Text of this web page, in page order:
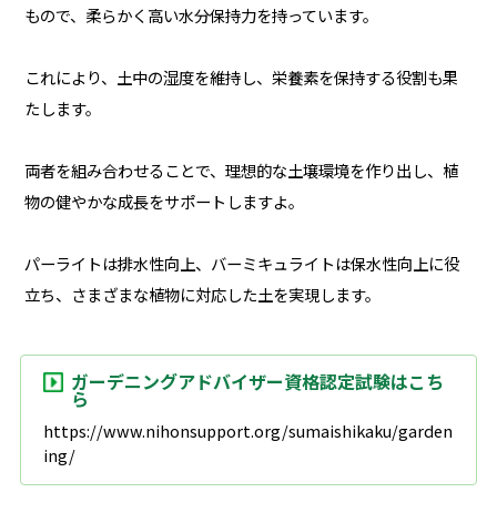
もので、柔らかく高い水分保持力を持っています。
これにより、土中の湿度を維持し、栄養素を保持する役割も果
たします。
両者を組み合わせることで、理想的な土壌環境を作り出し、植
物の健やかな成長をサポートしますよ。
パーライトは排水性向上、バーミキュライトは保水性向上に役
立ち、さまざまな植物に対応した土を実現します。
ガーデニングアドバイザー資格認定試験はこち
ら
https://www.nihonsupport.org/sumaishikaku/garden
ing/